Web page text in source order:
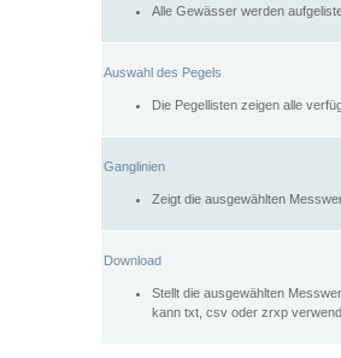
Alle Gewässer werden
Auswahl des Pegels
Die Pegellisten zeigen alle
Ganglinien
Zeigt die ausgewählten
Download
Stellt die ausgewählten
kann txt, csv oder zrxp